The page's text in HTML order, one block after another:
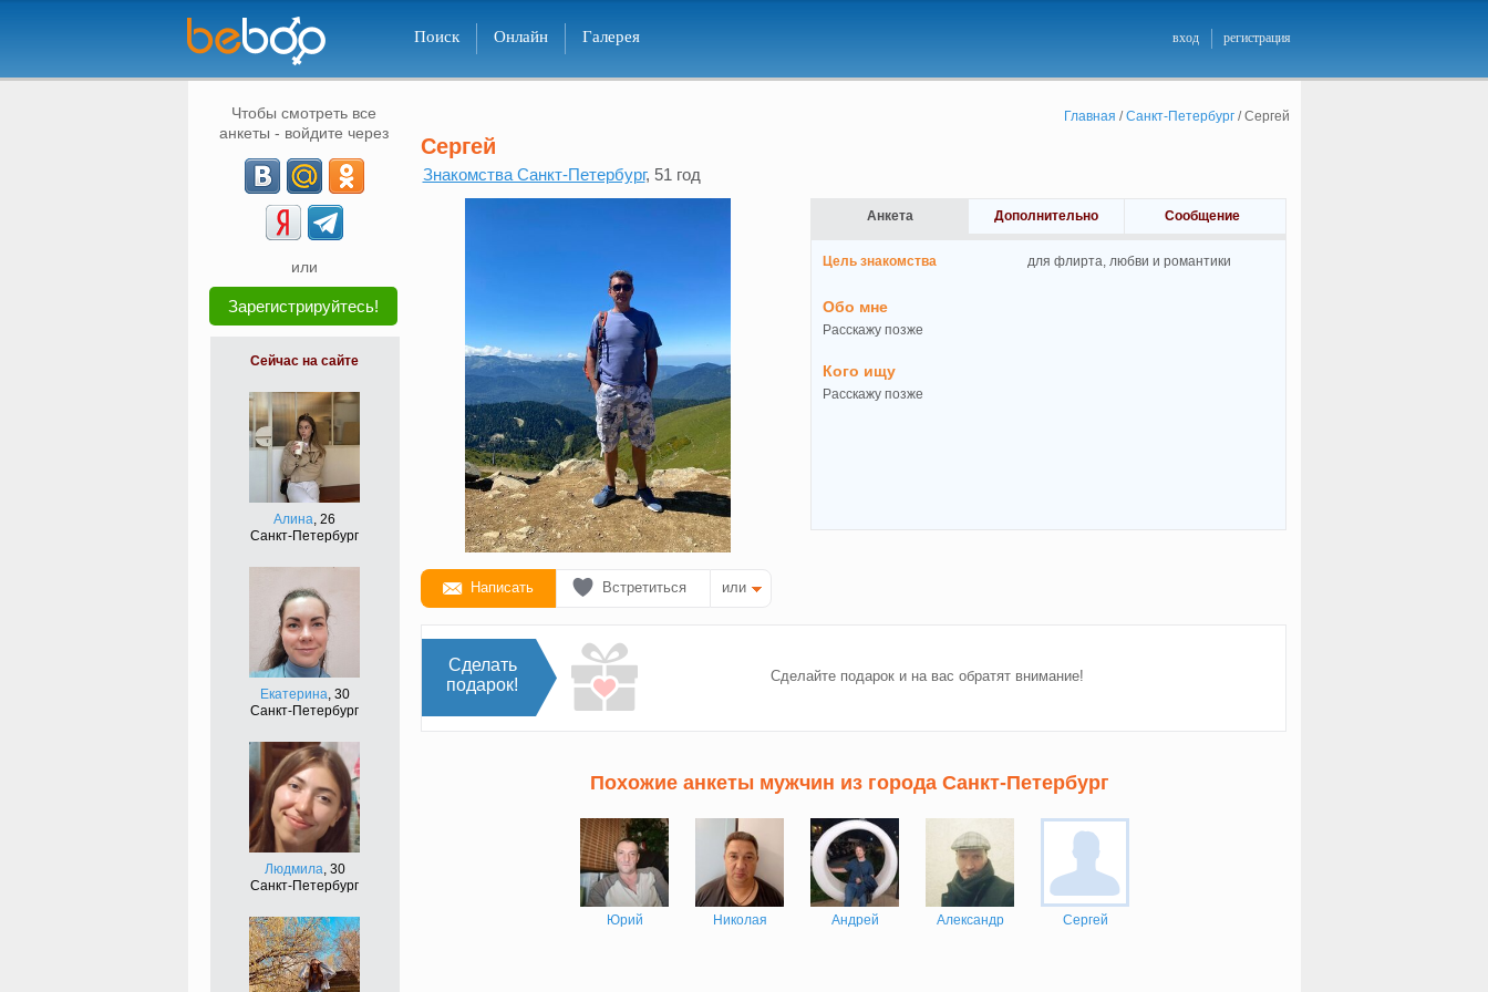
Поиск Онлайн Галерея вход регистрация
Чтобы смотреть все
анкеты - войдите через
или
Зарегистрируйтесь!
Сейчас на сайте
Алина, 26
Санкт-Петербург
Екатерина, 30
Санкт-Петербург
Людмила, 30
Санкт-Петербург
Главная /Санкт-Петербург/Сергей
Сергей
Знакомства Санкт-Петербург, 51 год
Написать Встретиться или
Анкета Дополнительно Сообщение
Цель знакомства для флирта, любви и романтики
Обо мне
Расскажу позже
Кого ищу
Расскажу позже
Сделать
подарок!
Сделайте подарок и на вас обратят внимание!
Похожие анкеты мужчин из города Санкт-Петербург
Юрий Николая Андрей Александр Сергей